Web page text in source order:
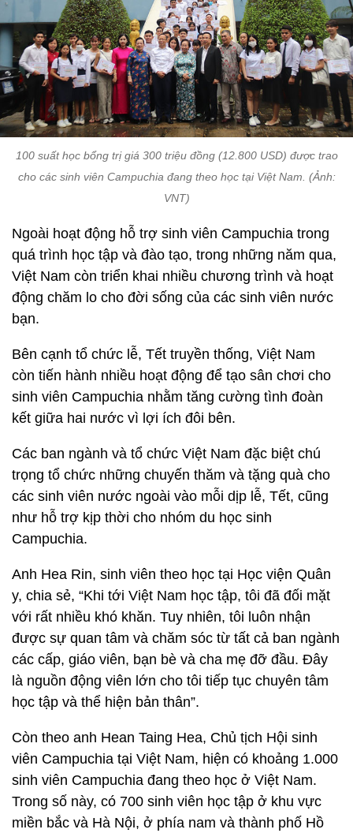
100 suất học bổng trị giá 300 triệu đồng (12.800 USD) được trao
cho các sinh viên Campuchia đang theo học tại Việt Nam. (Ảnh:
VNT)
Ngoài hoạt động hỗ trợ sinh viên Campuchia trong
quá trình học tập và đào tạo, trong những năm qua,
Việt Nam còn triển khai nhiều chương trình và hoạt
động chăm lo cho đời sống của các sinh viên nước
bạn.
Bên cạnh tổ chức lễ, Tết truyền thống, Việt Nam
còn tiến hành nhiều hoạt động để tạo sân chơi cho
sinh viên Campuchia nhằm tăng cường tình đoàn
kết giữa hai nước vì lợi ích đôi bên.
Các ban ngành và tổ chức Việt Nam đặc biệt chú
trọng tổ chức những chuyến thăm và tặng quà cho
các sinh viên nước ngoài vào mỗi dịp lễ, Tết, cũng
như hỗ trợ kịp thời cho nhóm du học sinh
Campuchia.
Anh Hea Rin, sinh viên theo học tại Học viện Quân
y, chia sẻ, “Khi tới Việt Nam học tập, tôi đã đối mặt
với rất nhiều khó khăn. Tuy nhiên, tôi luôn nhận
được sự quan tâm và chăm sóc từ tất cả ban ngành
các cấp, giáo viên, bạn bè và cha mẹ đỡ đầu. Đây
là nguồn động viên lớn cho tôi tiếp tục chuyên tâm
học tập và thể hiện bản thân”.
Còn theo anh Hean Taing Hea, Chủ tịch Hội sinh
viên Campuchia tại Việt Nam, hiện có khoảng 1.000
sinh viên Campuchia đang theo học ở Việt Nam.
Trong số này, có 700 sinh viên học tập ở khu vực
miền bắc và Hà Nội, ở phía nam và thành phố Hồ